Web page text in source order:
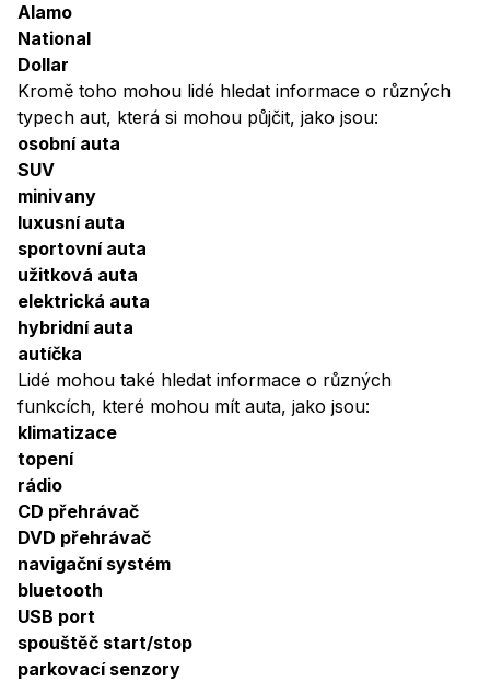
Alamo
National
Dollar
Kromě toho mohou lidé hledat informace o různých
typech aut, která si mohou půjčit, jako jsou:
osobní auta
SUV
minivany
luxusní auta
sportovní auta
užitková auta
elektrická auta
hybridní auta
autíčka
Lidé mohou také hledat informace o různých
funkcích, které mohou mít auta, jako jsou:
klimatizace
topení
rádio
CD přehrávač
DVD přehrávač
navigační systém
bluetooth
USB port
spouštěč start/stop
parkovací senzory